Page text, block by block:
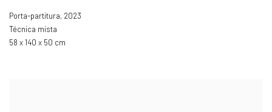
Porta-partitura, 2023
Técnica mista
58 x 140 x 50 cm